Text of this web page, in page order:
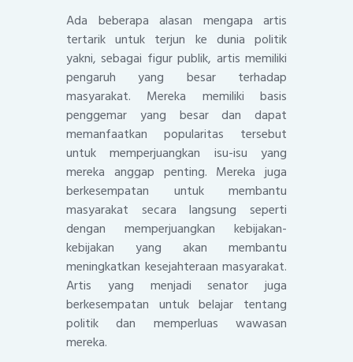
Ada beberapa alasan mengapa artis
tertarik untuk terjun ke dunia politik
yakni, sebagai figur publik, artis memiliki
pengaruh yang besar terhadap
masyarakat. Mereka memiliki basis
penggemar yang besar dan dapat
memanfaatkan popularitas tersebut
untuk memperjuangkan isu-isu yang
mereka anggap penting. Mereka juga
berkesempatan untuk membantu
masyarakat secara langsung seperti
dengan memperjuangkan kebijakan-
kebijakan yang akan membantu
meningkatkan kesejahteraan masyarakat.
Artis yang menjadi senator juga
berkesempatan untuk belajar tentang
politik dan memperluas wawasan
mereka.